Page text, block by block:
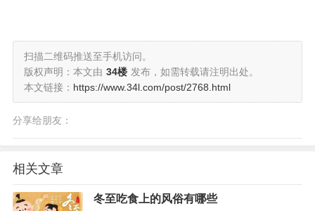
扫描二维码推送至手机访问。
版权声明：本文由 34楼 发布，如需转载请注明出处。
本文链接： https://www.34l.com/post/2768.html
分享给朋友：
相关文章
冬至吃食上的风俗有哪些